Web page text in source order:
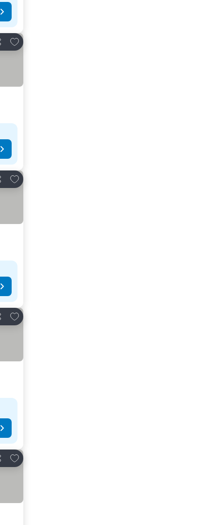
Føj til favoritter
Føj til favoritter
Føj til favoritter
Føj til favoritter